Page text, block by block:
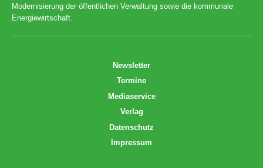
Modernisierung der öffentlichen Verwaltung sowie die kommunale
Energiewirtschaft.
Newsletter
Termine
Mediaservice
Verlag
Datenschutz
Impressum